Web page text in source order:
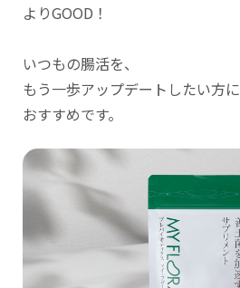
よりGOOD！
いつもの腸活を、
もう一歩アップデートしたい方に
おすすめです。